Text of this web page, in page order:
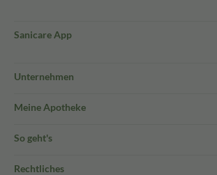
Sanicare App
Unternehmen
Meine Apotheke
So geht's
Rechtliches